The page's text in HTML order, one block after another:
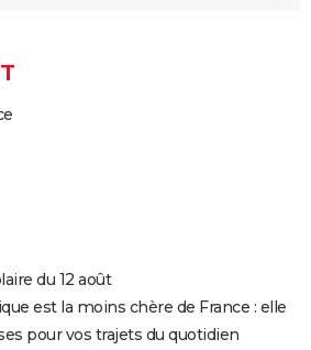
du 12 août
est la moins chère de France : elle
pour vos trajets du quotidien